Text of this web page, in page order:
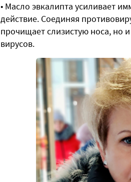
• Масло эвкалипта усиливает
действие. Соединяя
прочищает слизистую носа, но
вирусов.